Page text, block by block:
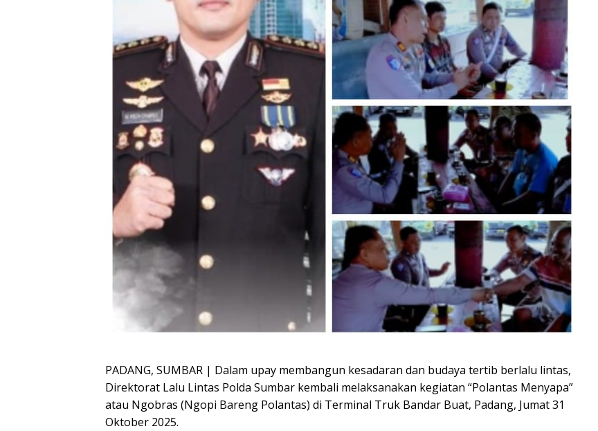
PADANG, SUMBAR | Dalam upay membangun kesadaran dan budaya tertib berlalu lintas,
Direktorat Lalu Lintas Polda Sumbar kembali melaksanakan kegiatan “Polantas Menyapa”
atau Ngobras (Ngopi Bareng Polantas) di Terminal Truk Bandar Buat, Padang, Jumat 31
Oktober 2025.